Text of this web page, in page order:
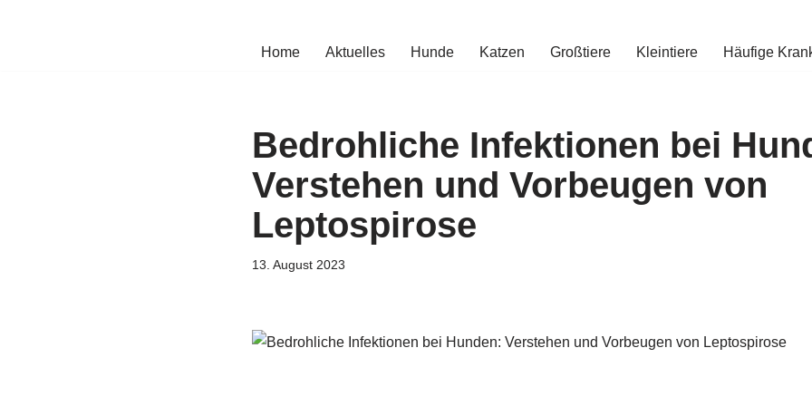
Home Aktuelles Hunde Katzen Großtiere Kleintiere Häufige
Bedrohliche Infektionen bei
Verstehen und Vorbeugen von
Leptospirose
13. August 2023